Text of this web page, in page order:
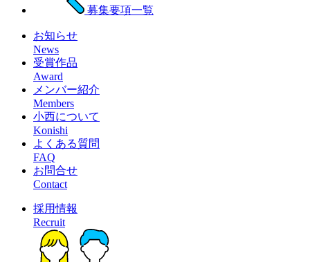
募集要項一覧
お知らせ
News
受賞作品
Award
メンバー紹介
Members
小西について
Konishi
よくある質問
FAQ
お問合せ
Contact
採用情報
Recruit